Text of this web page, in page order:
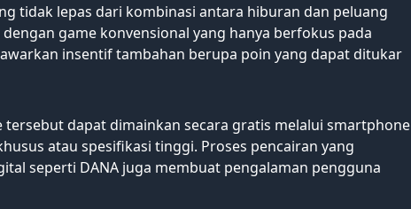
tidak lepas dari kombinasi antara hiburan dan peluang
game konvensional yang hanya berfokus pada
insentif tambahan berupa poin yang dapat ditukar
tersebut dapat dimainkan secara gratis melalui smartphone
atau spesifikasi tinggi. Proses pencairan yang
seperti DANA juga membuat pengalaman pengguna